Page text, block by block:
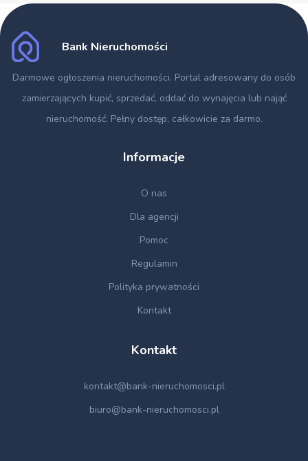
Bank Nieruchomości
Darmowe ogłoszenia nieruchomości. Portal adresowany do osób
zamierzających kupić, sprzedać, oddać do wynajęcia lub nająć
nieruchomość. Pełny dostęp, całkowicie za darmo.
Informacje
O nas
Dla agencji
Pomoc
Regulamin
Polityka prywatności
Kontakt
Kontakt
kontakt@bank-nieruchomosci.pl
biuro@bank-nieruchomosci.pl